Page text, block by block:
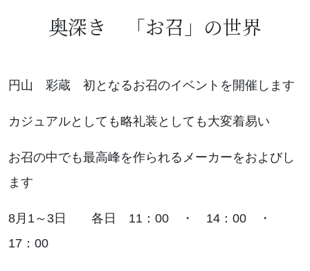
教室一覧
スタッフ紹介
お知らせ
ブログ
奥深き 「お召」の世界
円山 彩蔵 初となるお召のイベントを開催します
カジュアルとしても略礼装としても大変着易い
お召の中でも最高峰を作られるメーカーをおよびし
ます
8月1～3日 各日 11：00 ・ 14：00 ・
17：00